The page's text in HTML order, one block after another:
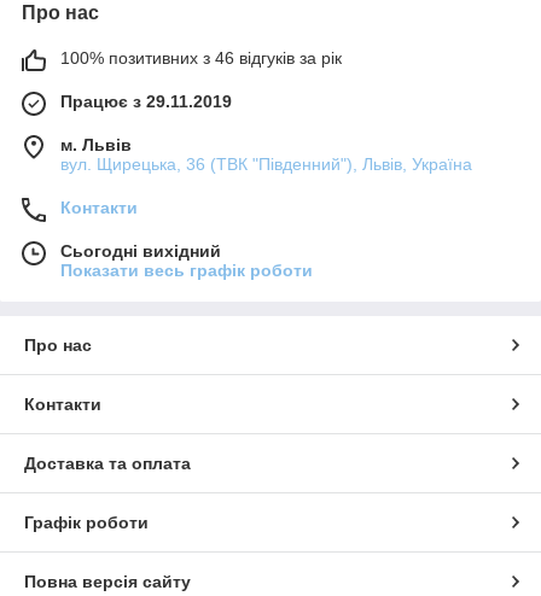
Про нас
100% позитивних з 46 відгуків за рік
Працює з 29.11.2019
м. Львів
вул. Щирецька, 36 (ТВК "Південний"), Львів, Україна
Контакти
Сьогодні вихідний
Показати весь графік роботи
Про нас
Контакти
Доставка та оплата
Графік роботи
Повна версія сайту